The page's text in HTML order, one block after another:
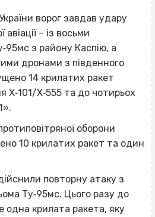
ворог завдав удару
– із восьми
з району Каспію, а
дронами з південного
14 крилатих ракет
Х‐101/Х‐555 та до чотирьох
оборони
10 крилатих ракет та один
повторну атаку з
Ту‐95мс. Цього разу до
одна крилата ракета, яку